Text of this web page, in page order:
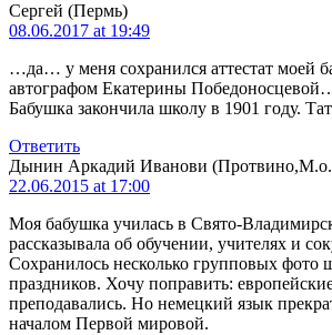
Сергей (Пермь)
08.06.2017 at 19:49
…да… у меня сохранился аттестат моей
автографом Екатерины
Бабушка закончила школу в 1901 году.
Ответить
Дынин Аркадий Иванови
22.06.2015 at 17:00
Моя бабушка училась в Свято-
рассказывала об обучении, учителях и
Сохранилось несколько групповых фото
праздников. Хочу поправить:
преподавались. Но немецкий язык
началом Первой мировой.